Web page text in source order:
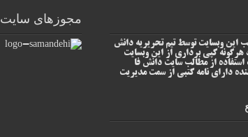
این وبسایت توسط تیم تحریریه دانش
هرگونه کپی برداری از این وبسایت
از مطالب سایت دانش فا
دارای نامه کتبی از سمت مدیریت
مجوزهای سایت